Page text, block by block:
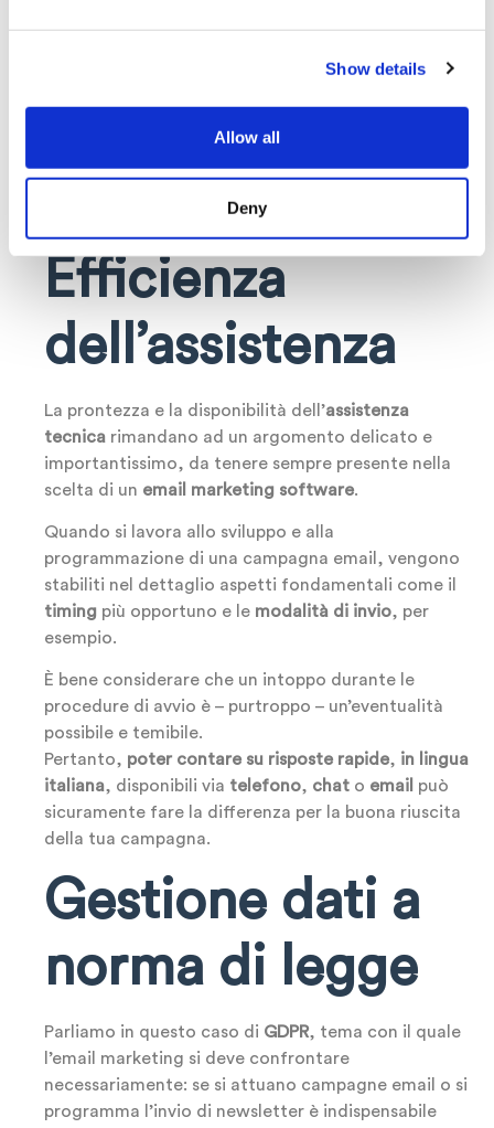
Show details
Allow all
Deny
La seconda non richiede un abbonamento ed è
discontinuo e in particolari momenti dell’anno. In
generale, il nostro consiglio è di testare questa
tipologia di tool grazie alleprove gratuiteche
per la tua strategia commerciale.
Efficienza
dell’assistenza
La prontezza e la disponibilità dell’assistenza
tecnica rimandano ad un argomento delicato e
importantissimo, da tenere sempre presente nella
scelta di un email marketing software.
Quando si lavora allo sviluppo e alla
programmazione di una campagna email, vengono
stabiliti nel dettaglio aspetti fondamentali come il
timing più opportuno e le modalità di invio, per
esempio.
È bene considerare che un intoppo durante le
procedure di avvio è – purtroppo – un’eventualità
possibile e temibile.
Pertanto, poter contare su risposte rapide, in lingua
italiana, disponibili via telefono, chat o email può
sicuramente fare la differenza per la buona riuscita
della tua campagna.
Gestione dati a
norma di legge
Parliamo in questo caso di GDPR, tema con il quale
l’email marketing si deve confrontare
necessariamente: se si attuano campagne email o si
programma l’invio di newsletter è indispensabile